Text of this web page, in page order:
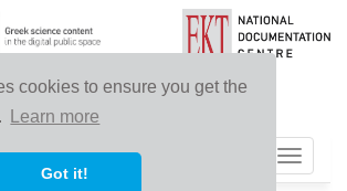
cookies to ensure you get the
Learn more
Got it!
Toggle